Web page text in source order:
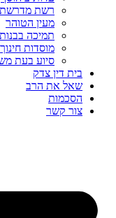
רשת
מעין הטוהר
תמיכה
מוסדות חינוך
סיוע בעת
בית דין צדק
שאל את הרב
הסכמות
צור קשר